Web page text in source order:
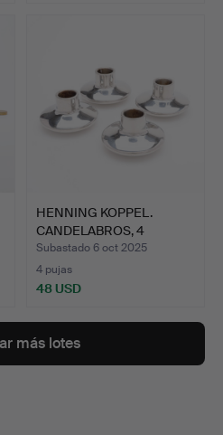
HENNING KOPPEL.
CANDELABROS, 4
UNIDADES, A…
Subastado 6 oct 2025
4 pujas
48 USD
más lotes